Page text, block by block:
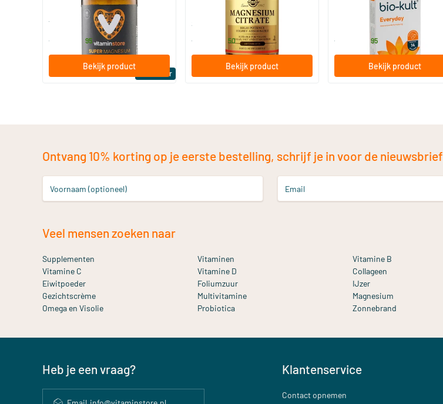
Bestseller
60/​120 tabletten
Vitaminstore
vanaf 95
Bekijk product
60/​120 tabletten
Solgar Vitamins
vanaf 50
Bekijk product
30/​60/​120 capsules
vanaf .95
Bekijk product
Ontvang 10% korting op je eerste bestelling, schrijf je in voor de nieuwsbrief
Voornaam (optioneel) Email
Veel mensen zoeken naar
Supplementen Vitaminen
Vitamine B
Vitamine C
Vitamine D
Collageen
Eiwitpoeder
Foliumzuur
IJzer
Gezichtscrème
Multivitamine
Magnesium
Omega en Visolie
Probiotica Zonnebrand
Heb je een vraag? Klantenservice
Contact opnemen